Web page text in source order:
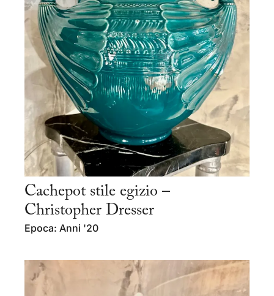
Cachepot stile egizio –
Christopher Dresser
Epoca: Anni '20